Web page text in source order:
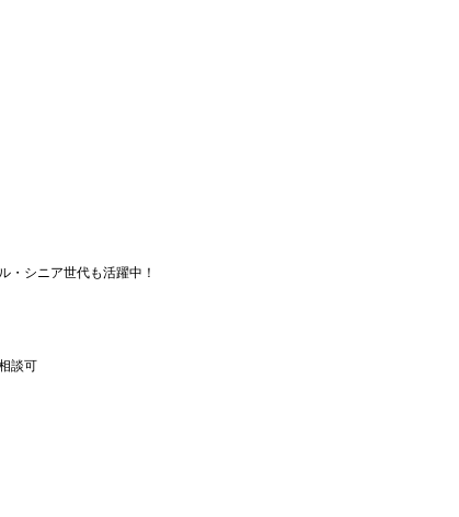
・シニア世代も活躍中！
談可